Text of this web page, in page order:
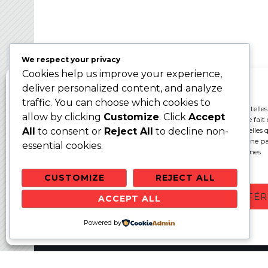
Gérer le consentement aux cookies
Pour offrir les meilleures expériences, nous utilisons des technologies
cookies pour stocker et/ou accéder aux informations des appareils. Le fait
consentir à ces technologies nous permettra de traiter des données telles
comportement de navigation ou les ID uniques sur ce site. Le fait de ne
ou de retirer son consentement peut avoir un effet négatif sur certaines
REFUSER VOIR LES
Politique de cookies Politique de confidentialité
We respect your privacy
Cookies help us improve your experience,
deliver personalized content, and analyze
traffic. You can choose which cookies to
allow by clicking Customize. Click Accept
All to consent or Reject All to decline non-
essential cookies.
CUSTOMIZE
REJECT ALL
ACCEPT ALL
Powered by